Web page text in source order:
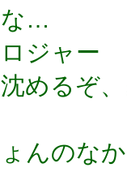
な…
ロジャー
沈めるぞ、
もと
ょんのな